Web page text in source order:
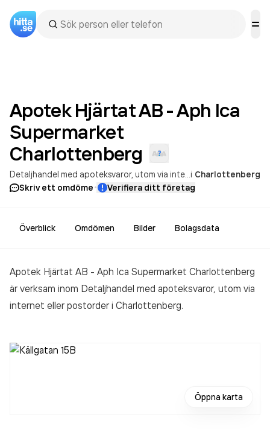
Apotek Hjärtat AB - Aph Ica
Supermarket
Charlottenberg
i Charlottenberg
Skriv ett omdöme· Verifiera ditt företag
Överblick Omdömen Bilder Bolagsdata
Apotek Hjärtat AB - Aph Ica Supermarket Charlottenberg
är verksam inom Detaljhandel med apoteksvaror, utom via
internet eller postorderi Charlottenberg.
Öppna karta